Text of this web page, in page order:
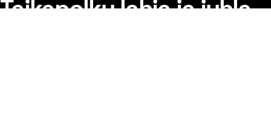
Taikapolku lahja ja juhla